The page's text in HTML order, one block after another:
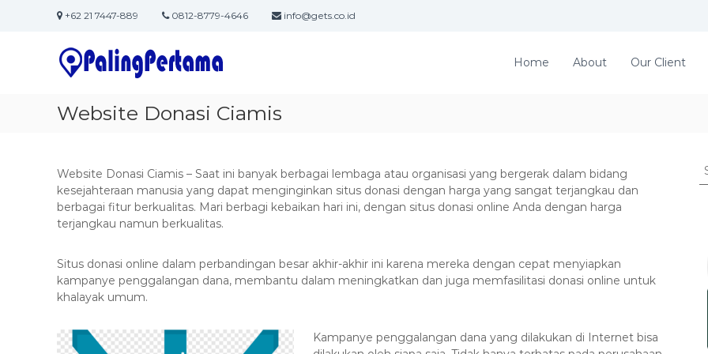
+62 21 7447-889 0812-8779-4646 info@gets.co.id
P
b
u
a
n
A
l
i
a
&
I
T
u
t
n
Home About Our Client
Website Donasi Ciamis
Website Donasi Ciamis – Saat ini banyak berbagai lembaga atau organisasi yang bergerak dalam bidang
kesejahteraan manusia yang dapat menginginkan situs donasi dengan harga yang sangat terjangkau dan
berbagai fitur berkualitas. Mari berbagi kebaikan hari ini, dengan situs donasi online Anda dengan harga
terjangkau namun berkualitas.
Situs donasi online dalam perbandingan besar akhir-akhir ini karena mereka dengan cepat menyiapkan
kampanye penggalangan dana, membantu dalam meningkatkan dan juga memfasilitasi donasi online untuk
khalayak umum.
Kampanye penggalangan dana yang dilakukan di Internet bisa
S